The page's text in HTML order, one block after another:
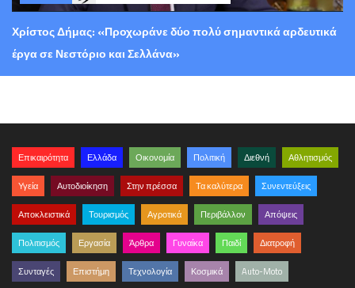
Χρίστος Δήμας: «Προχωράνε δύο πολύ σημαντικά αρδευτικά
έργα σε Νεστόριο και Σελλάνα»
Επικαιρότητα Ελλάδα Οικονομία Πολιτική Διεθνή Αθλητισμός
Υγεία Αυτοδιοίκηση Στην πρέσσα Τα καλύτερα Συνεντεύξεις
Αποκλειστικά Τουρισμός Αγροτικά Περιβάλλον Απόψεις
Πολιτισμός Εργασία Άρθρα Γυναίκα Παιδί Διατροφή
Συνταγές Επιστήμη Τεχνολογία Κοσμικά Auto-Moto